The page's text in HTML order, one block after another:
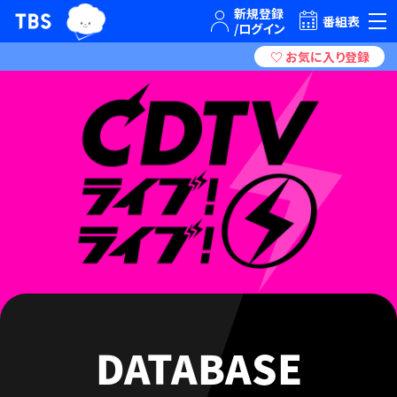
TBSテレビ｜ときめくときを。
TBSグループキャラクター『ワクティ』
番組表
DATABASE